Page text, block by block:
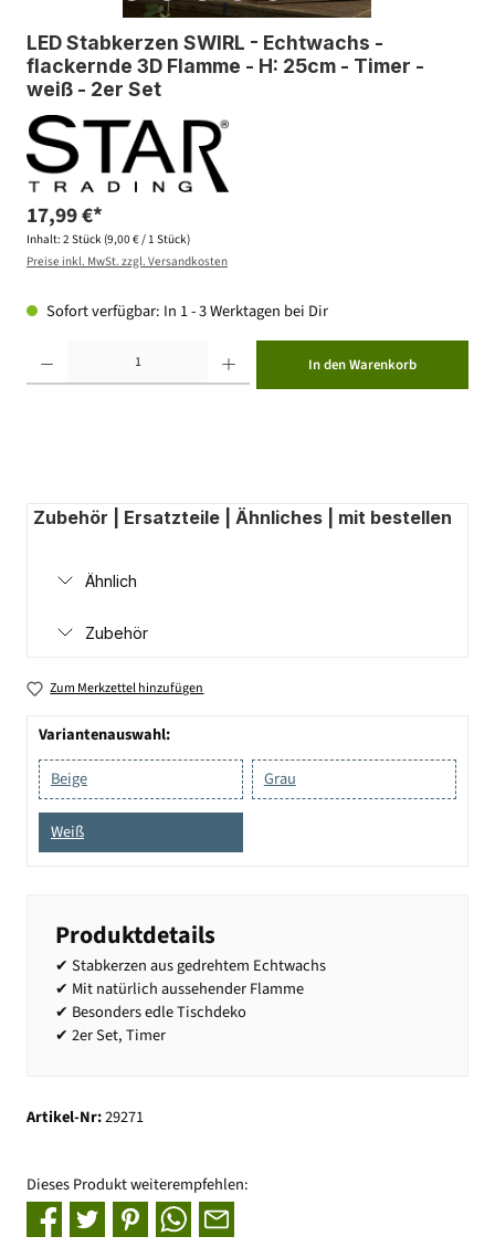
LED Stabkerzen SWIRL - Echtwachs -
flackernde 3D Flamme - H: 25cm - Timer -
weiß - 2er Set
17,99 €*
Inhalt: 2 Stück (9,00 € / 1 Stück)
Preise inkl. MwSt. zzgl. Versandkosten
Sofort verfügbar: In 1 - 3 Werktagen bei Dir
In den Warenkorb
Zubehör | Ersatzteile | Ähnliches | mit bestellen
Ähnlich
Zubehör
Zum Merkzettel hinzufügen
Variantenauswahl:
Beige
Grau
Weiß
Produktdetails
✔ Stabkerzen aus gedrehtem Echtwachs
✔ Mit natürlich aussehender Flamme
✔ Besonders edle Tischdeko
✔ 2er Set, Timer
Artikel-Nr:29271
Dieses Produkt weiterempfehlen: